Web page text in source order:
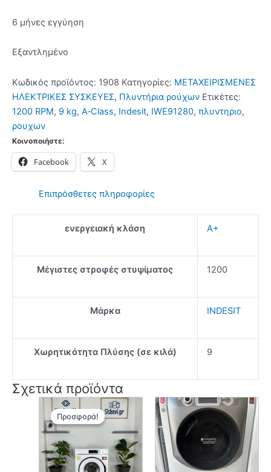
6 μήνες εγγύηση
Εξαντλημένο
Κωδικός προϊόντος: 1908 Κατηγορίες: ΜΕΤΑΧΕΙΡΙΣΜΕΝΕΣ
ΗΛΕΚΤΡΙΚΕΣ ΣΥΣΚΕΥΕΣ, Πλυντήρια ρούχων Ετικέτες:
1200 RPM, 9 kg, A‑Class, Indesit, IWE91280, πλυντηριο,
ρουχων
Κοινοποιήστε:
Facebook X
Επιπρόσθετες πληροφορίες
ενεργειακή κλάση A+
Μέγιστες στροφές στυψίματος 1200
Μάρκα INDESIT
Χωρητικότητα Πλύσης (σε κιλά) 9
Σχετικά προϊόντα
Προσφορά!
Προσφορά!